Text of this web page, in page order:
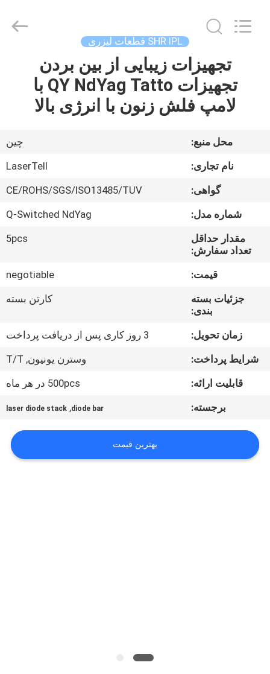
صفحه
اصلی
محصولات
درباره
کارخانه
کیفیت
نقشه
سایت
POLICY
supplier.
Copyright
SHR IPL قطعات لیزری
تجهیزات زیبایی از بین بردن
تجهیزات QY NdYag Tatto با
لامپ فلش زنون با انرژی بالا
محل منبع:
چين
نام تجاری:
LaserTell
گواهی:
CE/ROHS/SGS/ISO13485/TUV
شماره مدل:
Q-Switched NdYag
مقدار حداقل
تعداد سفارش:
5pcs
قیمت:
negotiable
جزئیات بسته
بندی:
کارتن بسته
زمان تحویل:
3 روز کاری پس از دریافت پرداخت
شرایط پرداخت:
وسترن یونیون, T/T
قابلیت ارائه:
500pcs در هر ماه
برجسته:
diode bar
,
laser diode stack
بهترین قیمت